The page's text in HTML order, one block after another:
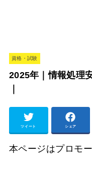
資格・試験
2025年｜情報処理
｜
ツイート シェア
本ページはプロモ